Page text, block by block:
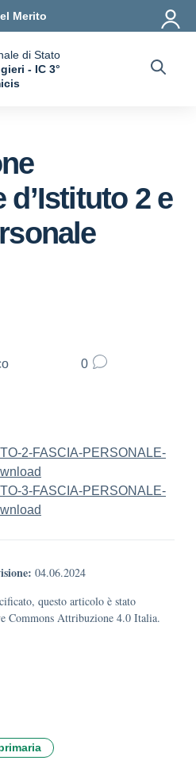
Merito
di Stato
- IC 3°
2 e
0
2-FASCIA-PERSONALE-
3-FASCIA-PERSONALE-
04.06.2024
questo articolo è stato
Commons Attribuzione 4.0 Italia.